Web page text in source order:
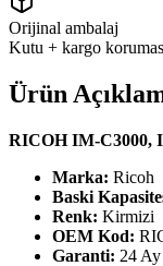
Orijinal ambalaj
Kutu + kargo
Ürün
RICOH IM-C3000,
Marka: Ricoh
Baski
Renk: Kirmizi
OEM Kod:
Garanti: 24 Ay